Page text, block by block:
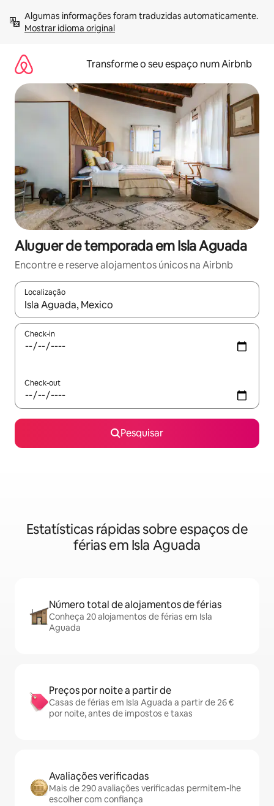
para
Mostrar idioma original
Transforme o seu espaço num Airbnb
Aluguer de temporada em Isla Aguada
Encontre e reserve alojamentos únicos na Airbnb
Localização
Quando os resultados estiverem disponíveis, navegue com
Check-in
Check-out
Pesquisar
Estatísticas rápidas sobre espaços de
férias em Isla Aguada
Número total de alojamentos de férias
Conheça 20 alojamentos de férias em Isla
Aguada
Preços por noite a partir de
Casas de férias em Isla Aguada a partir de 26 €
por noite, antes de impostos e taxas
Avaliações verificadas
Mais de 290 avaliações verificadas permitem-lhe
escolher com confiança